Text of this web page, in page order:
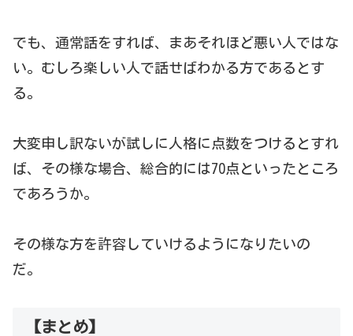
でも、通常話をすれば、まあそれほど悪い人ではな
い。むしろ楽しい人で話せばわかる方であるとす
る。
大変申し訳ないが試しに人格に点数をつけるとすれ
ば、その様な場合、総合的には70点といったところ
であろうか。
その様な方を許容していけるようになりたいの
だ。
【まとめ】